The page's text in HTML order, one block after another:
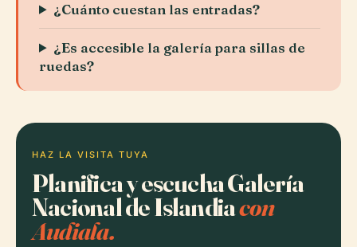
¿Cuánto cuestan las entradas?
¿Es accesible la galería para sillas de
ruedas?
HAZ LA VISITA TUYA
Planifica y escucha Galería
Nacional de Islandiacon
Audiala.